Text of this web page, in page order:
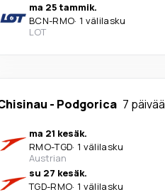
ma 25 tammik.
BCN-RMO· 1 välilasku
LOT
- Podgorica 7 päivää
ma 21 kesäk.
RMO-TGD· 1 välilasku
Austrian
su 27 kesäk.
TGD-RMO· 1 välilasku